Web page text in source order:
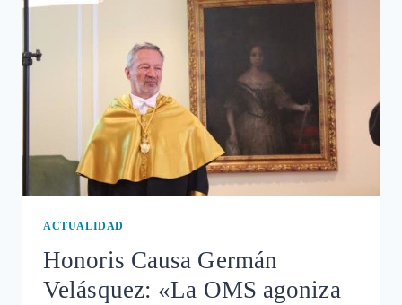
ACTUALIDAD
Honoris Causa Germán
Velásquez: «La OMS agoniza